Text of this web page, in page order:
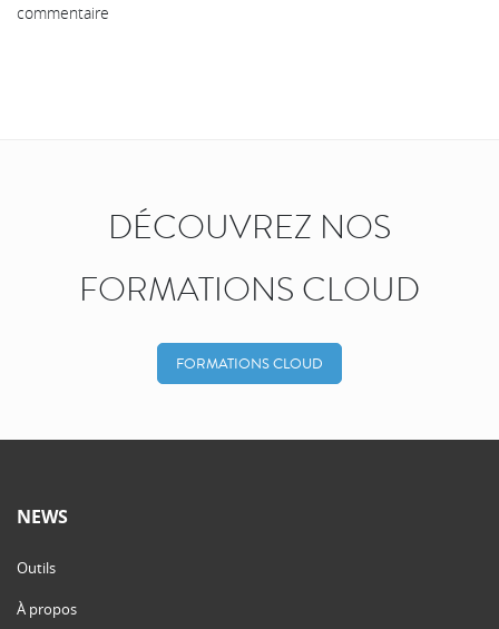
commentaire
DÉCOUVREZ NOS
FORMATIONS CLOUD
FORMATIONS CLOUD
NEWS
Outils
À propos